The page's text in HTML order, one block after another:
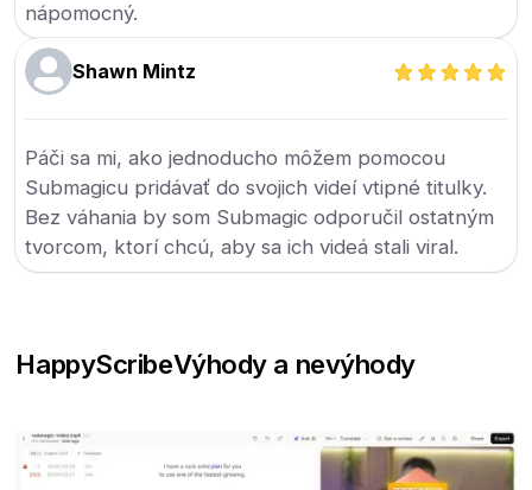
nápomocný.
Shawn Mintz
Páči sa mi, ako jednoducho môžem pomocou
Submagicu pridávať do svojich videí vtipné titulky.
Bez váhania by som Submagic odporučil ostatným
tvorcom, ktorí chcú, aby sa ich videá stali viral.
HappyScribeVýhody a nevýhody